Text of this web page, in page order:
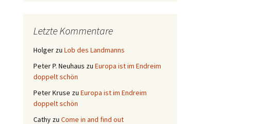
Letzte Kommentare
Holger zu Lob des Landmanns
Peter P. Neuhaus zu Europa ist im Endreim
doppelt schön
Peter Kruse zu Europa ist im Endreim
doppelt schön
Cathy zu Come in and find out